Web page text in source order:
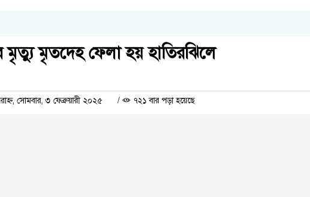
মৃত্যু মৃতদেহ ফেলা হয় হাতিরঝিলে
সোমবার, ৩ ফেব্রুয়ারী ২০২৫ / ৭২১ বার পড়া হয়েছে